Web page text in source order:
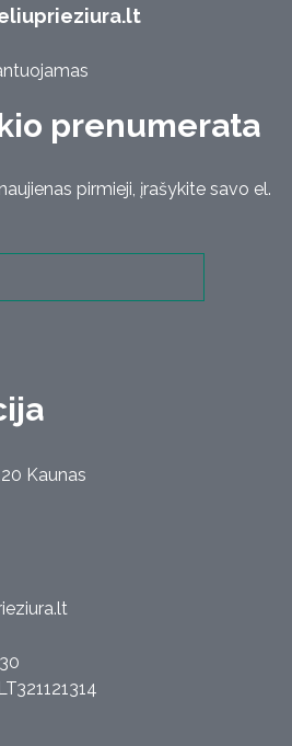
prenumerata
pirmieji, įrašykite savo el.
Kaunas